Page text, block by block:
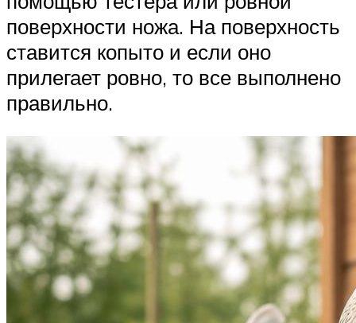
поверхности ножа. На поверхность
ставится копыто и если оно
прилегает ровно, то все выполнено
правильно.